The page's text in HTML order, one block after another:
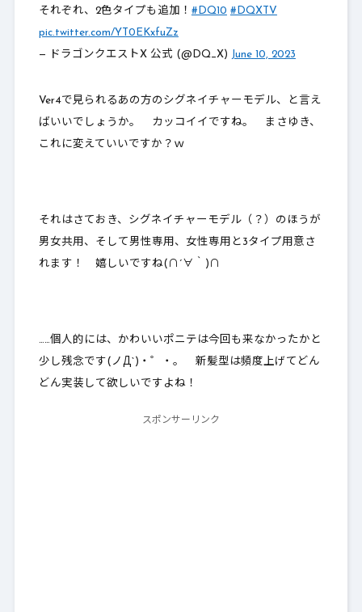
それぞれ、2色タイプも追加！ #DQ10 #DQXTV
pic.twitter.com/YT0EKxfuZz
— ドラゴンクエストX 公式 (@DQ_X) June 10, 2023
Ver4で見られるあの方のシグネイチャーモデル、と言え
ばいいでしょうか。 カッコイイですね。 まさゆき、
これに変えていいですか？ｗ
それはさておき、シグネイチャーモデル（？）のほうが
男女共用、そして男性専用、女性専用と3タイプ用意さ
れます！ 嬉しいですね(∩´∀｀)∩
……個人的には、 かわいいポニテは今回も来なかったかと
少し残念です(ノД`)・゜・。 新髪型は頻度上げてどん
どん実装して欲しいですよね！
スポンサーリンク